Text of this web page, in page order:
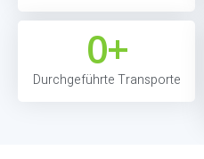
Durchgeführte Transporte
0+